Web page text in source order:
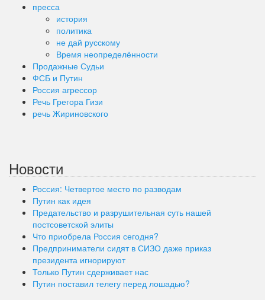
пресса
история
политика
не дай русскому
Время неопределённости
Продажные Судьи
ФСБ и Путин
Россия агрессор
Речь Грегора Гизи
речь Жириновского
Новости
Россия: Четвертое место по разводам
Путин как идея
Предательство и разрушительная суть нашей
постсоветской элиты
Что приобрела Россия сегодня?
Предприниматели сидят в СИЗО даже приказ
президента игнорируют
Только Путин сдерживает нас
Путин поставил телегу перед лошадью?